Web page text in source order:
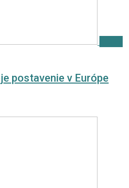
postavenie v Európe